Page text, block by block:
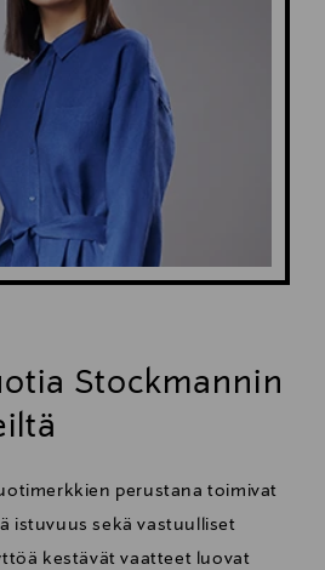
Stockmannin
perustana toimivat
istuvuus sekä vastuulliset
kestävät vaatteet luovat